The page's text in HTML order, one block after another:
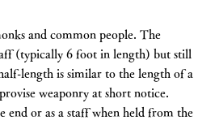
and common people. The
(typically 6 foot in length) but still
length is similar to the length of a
weaponry at short notice.
end or as a staff when held from the